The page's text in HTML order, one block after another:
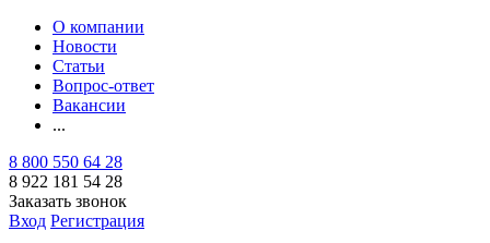
О компании
Новости
Статьи
Вопрос-ответ
Вакансии
...
8 800 550 64 28
8 922 181 54 28
Заказать звонок
Вход Регистрация